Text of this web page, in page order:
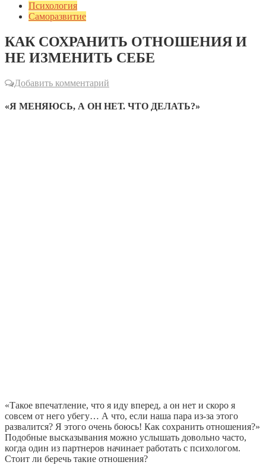
Психология
Саморазвитие
КАК СОХРАНИТЬ ОТНОШЕНИЯ И
НЕ ИЗМЕНИТЬ СЕБЕ
Добавить комментарий
«Я МЕНЯЮСЬ, А ОН НЕТ. ЧТО ДЕЛАТЬ?»
«Такое впечатление, что я иду вперед, а он нет и скоро я
совсем от него убегу… А что, если наша пара из-за этого
развалится? Я этого очень боюсь! Как сохранить отношения?»
Подобные высказывания можно услышать довольно часто,
когда один из партнеров начинает работать с психологом.
Стоит ли беречь такие отношения?